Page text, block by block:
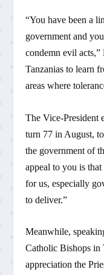
“You have been a
government and
condemn evil
Tanzanias to learn
areas where
The Vice-President
turn 77 in August,
the government of
appeal to you is
for us, especially
to deliver.”
Meanwhile,
Catholic Bishops in
appreciation the